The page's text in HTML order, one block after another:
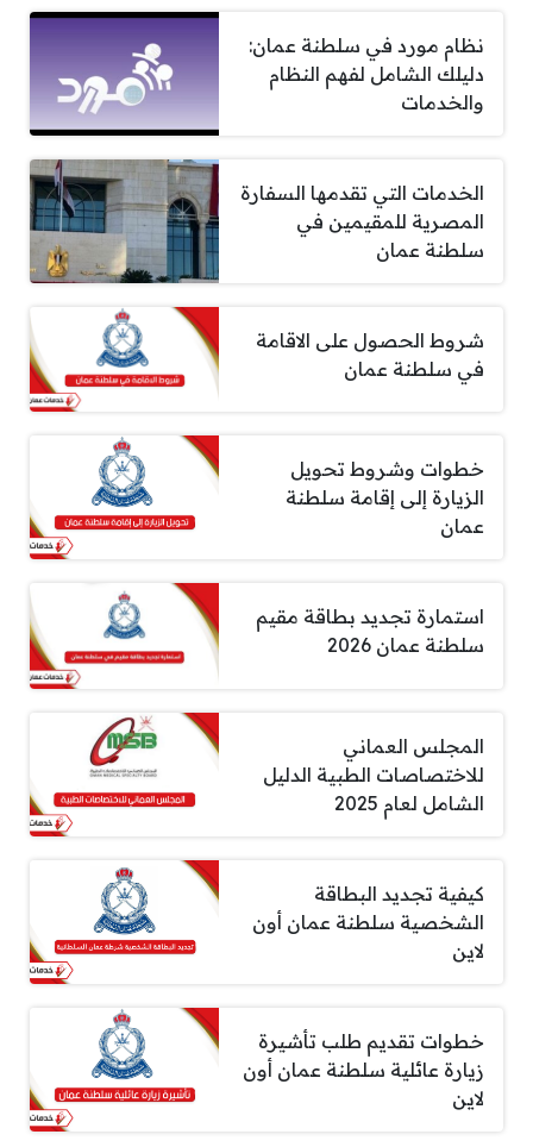
نظام مورد في سلطنة عمان:
دليلك الشامل لفهم النظام
والخدمات
الخدمات التي تقدمها السفارة
المصرية للمقيمين في
سلطنة عمان
شروط الحصول على الاقامة
في سلطنة عمان
خطوات وشروط تحويل
الزيارة إلى إقامة سلطنة
عمان
استمارة تجديد بطاقة مقيم
سلطنة عمان 2026
المجلس العماني
للاختصاصات الطبية الدليل
الشامل لعام 2025
كيفية تجديد البطاقة
الشخصية سلطنة عمان أون
لاين
خطوات تقديم طلب تأشيرة
زيارة عائلية سلطنة عمان أون
لاين